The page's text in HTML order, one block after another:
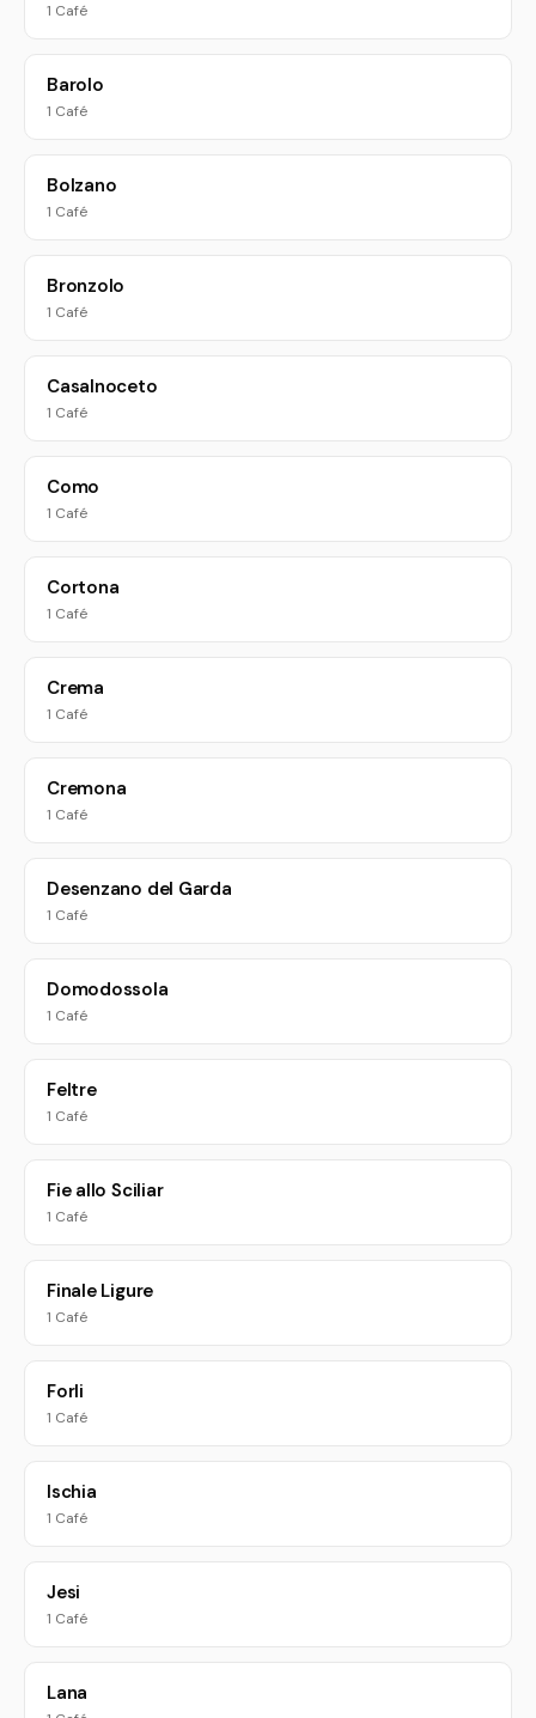
1 Café
Barolo
1 Café
Bolzano
1 Café
Bronzolo
1 Café
Casalnoceto
1 Café
Como
1 Café
Cortona
1 Café
Crema
1 Café
Cremona
1 Café
Desenzano del Garda
1 Café
Domodossola
1 Café
Feltre
1 Café
Fie allo Sciliar
1 Café
Finale Ligure
1 Café
Forli
1 Café
Ischia
1 Café
Jesi
1 Café
Lana